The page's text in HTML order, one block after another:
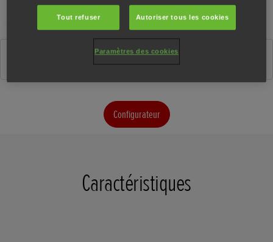
Pearl Deep Mud Grey
Configurateur
Caractéristiques
Tout refuser Autoriser tous les cookies
Paramètres des cookies